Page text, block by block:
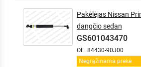
Negrąžinama prekė
Pakėlėjas Nissan
dangčio sedan
GS601043470
OE: 84430-90J00